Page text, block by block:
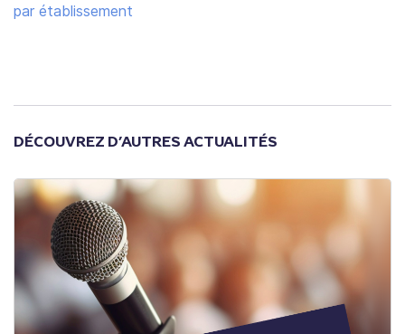
par établissement
DÉCOUVREZ D’AUTRES ACTUALITÉS